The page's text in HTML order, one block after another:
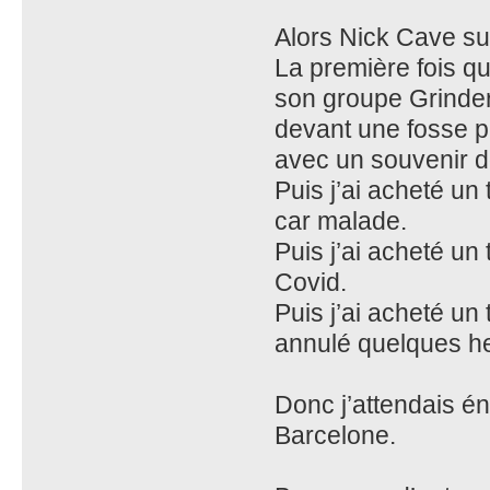
Alors Nick Cave
La première fois
son groupe
devant une fosse
avec un souvenir
Puis j’ai acheté
car malade.
Puis j’ai acheté
Covid.
Puis j’ai acheté
annulé quelques
Donc j’attendais
Barcelone.